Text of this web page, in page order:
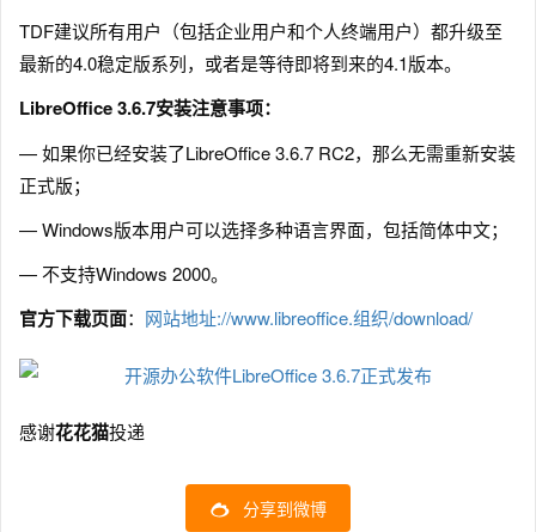
t
TDF建议所有用户（包括企业用户和个人终端用户）都升级至
最新的4.0稳定版系列，或者是等待即将到来的4.1版本。
LibreOffice 3.6.7安装注意事项：
— 如果你已经安装了LibreOffice 3.6.7 RC2，那么无需重新安装
正式版；
— Windows版本用户可以选择多种语言界面，包括简体中文；
— 不支持Windows 2000。
官方下载页面： 网站地址://www.libreoffice.组织/download/
感谢花花猫投递
分享到微博